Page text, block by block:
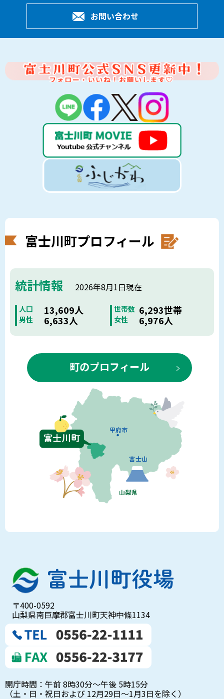
お問い合わせ
富士川町プロフィール
統計情報 2026年8月1日現在
人口 13,609人 世帯数 6,293世帯
男性 6,633人 女性 6,976人
町のプロフィール
〒400-0592
山梨県南巨摩郡富士川町天神中條1134
開庁時間：午前 8時30分～午後 5時15分
（土・日・祝日および 12月29日～1月3日を除く）